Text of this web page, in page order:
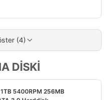
(4)
DİSKİ
5400RPM 256MB